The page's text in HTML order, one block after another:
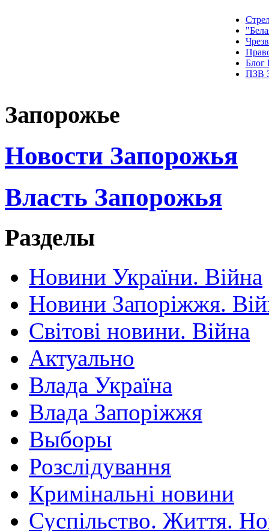
Блог
ПЗВ
Запорожье
Новости Запорожья
Власть Запорожья
Разделы
Новини України. Війна
Новини Запоріжжя.
Світові новини. Війна
Актуально
Влада Україна
Влада Запоріжжя
Выборы
Розслідування
Кримінальні новини
Суспільство. Життя.